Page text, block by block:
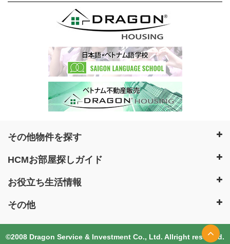
その他物件を探す
HCMお部屋探しガイド
お役立ち生活情報
その他
©2008 Dragon Service & Investment Co., Ltd. Allright reserved.